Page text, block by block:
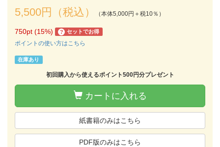
5,500円（税込） （本体5,000円＋税10％）
750pt (15%) ? セットでお得
ポイントの使い方はこちら
在庫あり
初回購入から使えるポイント500円分プレゼント
カートに入れる
紙書籍のみはこちら
PDF版のみはこちら